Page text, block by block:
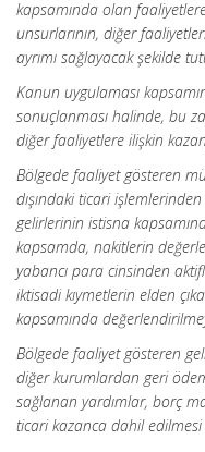
kapsamında olan
unsurlarının, diğer
ayrımı sağlayacak şekilde
Kanun uygulaması
sonuçlanması halinde, bu
diğer faaliyetlere ilişkin
Bölgede faaliyet gösteren
dışındaki ticari
gelirlerinin istisna
kapsamda, nakitlerin
yabancı para cinsinden
iktisadi kıymetlerin elden
kapsamında
Bölgede faaliyet gösteren
diğer kurumlardan geri
sağlanan yardımlar, borç
ticari kazanca dahil